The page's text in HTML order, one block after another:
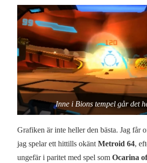
Inne i Bions tempel går det
Grafiken är inte heller den bästa. Jag får
jag spelar ett hittills okänt Metroid 64,
ungefär i paritet med spel som Ocarina